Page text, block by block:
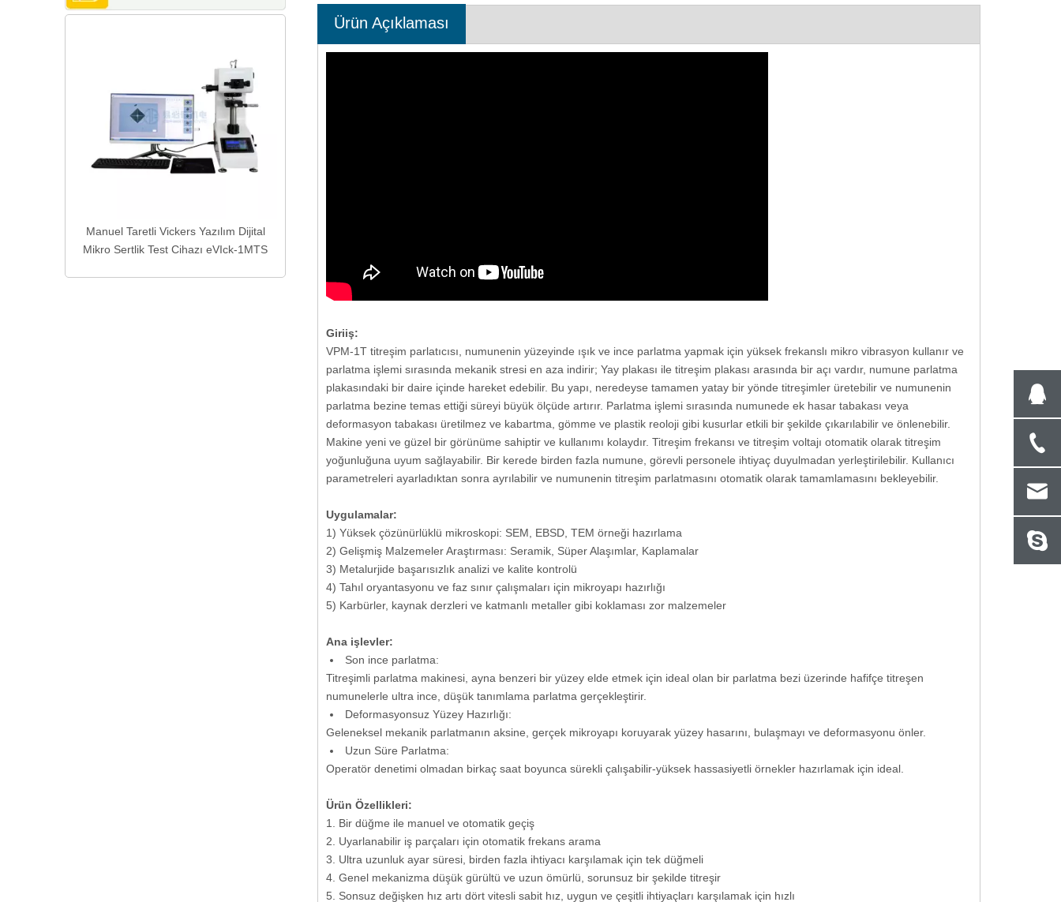
Geniş LCD Ekranlı Çok Fonksiyonlu
Dijital Mikro Vickers Sertlik Test Cihazı
SERTLİK TEST CİHAZI
Metalografik Numune Kesme Makinesi
Ürün Açıklaması
Giriiş:
VPM-1T titreşim parlatıcısı, numunenin yüzeyinde ışık ve ince parlatma yapmak için yüksek frekanslı mikro vibrasyon kullanır ve
parlatma işlemi sırasında mekanik stresi en aza indirir; Yay plakası ile titreşim plakası arasında bir açı vardır, numune parlatma
plakasındaki bir daire içinde hareket edebilir. Bu yapı, neredeyse tamamen yatay bir yönde titreşimler üretebilir ve numunenin
parlatma bezine temas ettiği süreyi büyük ölçüde artırır. Parlatma işlemi sırasında numunede ek hasar tabakası veya
deformasyon tabakası üretilmez ve kabartma, gömme ve plastik reoloji gibi kusurlar etkili bir şekilde çıkarılabilir ve önlenebilir.
Makine yeni ve güzel bir görünüme sahiptir ve kullanımı kolaydır. Titreşim frekansı ve titreşim voltajı otomatik olarak titreşim
yoğunluğuna uyum sağlayabilir. Bir kerede birden fazla numune, görevli personele ihtiyaç duyulmadan yerleştirilebilir. Kullanıcı
parametreleri ayarladıktan sonra ayrılabilir ve numunenin titreşim parlatmasını otomatik olarak tamamlamasını bekleyebilir.
Uygulamalar:
1) Yüksek çözünürlüklü mikroskopi: SEM, EBSD, TEM örneği hazırlama
2) Gelişmiş Malzemeler Araştırması: Seramik, Süper Alaşımlar, Kaplamalar
3) Metalurjide başarısızlık analizi ve kalite kontrolü
4) Tahıl oryantasyonu ve faz sınır çalışmaları için mikroyapı hazırlığı
5) Karbürler, kaynak derzleri ve katmanlı metaller gibi koklaması zor malzemeler
Ana işlevler:
Son ince parlatma:
Titreşimli parlatma makinesi, ayna benzeri bir yüzey elde etmek için ideal olan bir parlatma bezi üzerinde hafifçe titreşen
numunelerle ultra ince, düşük tanımlama parlatma gerçekleştirir.
Deformasyonsuz Yüzey Hazırlığı:
Geleneksel mekanik parlatmanın aksine, gerçek mikroyapı koruyarak yüzey hasarını, bulaşmayı ve deformasyonu önler.
Uzun Süre Parlatma:
Operatör denetimi olmadan birkaç saat boyunca sürekli çalışabilir-yüksek hassasiyetli örnekler hazırlamak için ideal.
Ürün Özellikleri:
1. Bir düğme ile manuel ve otomatik geçiş
2. Uyarlanabilir iş parçaları için otomatik frekans arama
3. Ultra uzunluk ayar süresi, birden fazla ihtiyacı karşılamak için tek düğmeli
4. Genel mekanizma düşük gürültü ve uzun ömürlü, sorunsuz bir şekilde titreşir
5. Sonsuz değişken hız artı dört vitesli sabit hız, uygun ve çeşitli ihtiyaçları karşılamak için hızlı